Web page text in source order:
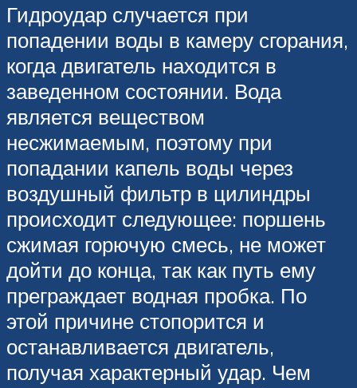
Гидроудар случается при
попадении воды в камеру сгорания,
когда двигатель находится в
заведенном состоянии. Вода
является веществом
несжимаемым, поэтому при
попадании капель воды через
воздушный фильтр в цилиндры
происходит следующее: поршень
сжимая горючую смесь, не может
дойти до конца, так как путь ему
преграждает водная пробка. По
этой причине стопорится и
останавливается двигатель,
получая характерный удар. Чем